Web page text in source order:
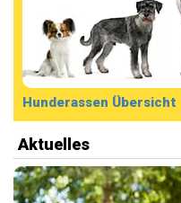
Hunderassen Übersicht
Aktuelles